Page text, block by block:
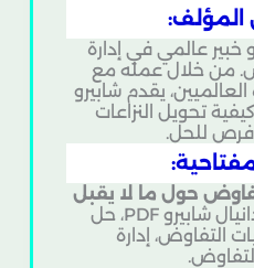
المؤلف:
عالمي في إدارة
من خلال عمله مع
يقدم شابيرو
تحويل النزاعات
فرص للحل.
حول ما لا يقبل
، دانيال شابيرو PDF، حل
التفاوض، إدارة
التفاوض.